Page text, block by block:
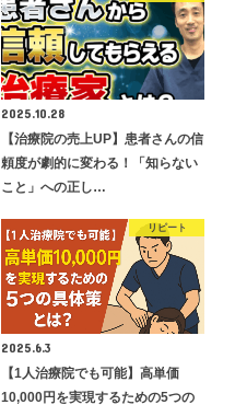
2025.10.28
【治療院の売上UP】患者さんの信
頼度が劇的に変わる！「知らない
こと」への正し…
リピート
2025.6.3
【1人治療院でも可能】高単価
10,000円を実現するための5つの